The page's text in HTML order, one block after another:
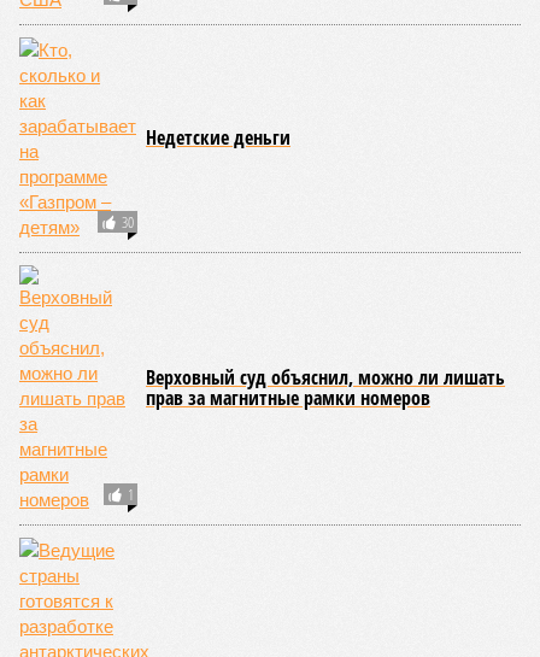
Экс-президент
Финляндии
Россию угрозой для
Европы
Новости smi2.ru
08/08
Запас ракет-перехватчиков Patriot у США
08/08
В Германии прошёл многотысячный марш против
08/08
Турция передала Москве и Киеву предложение о
прекращении огня
08/08
Друг Долиной высказался по поводу подаренной ей
квартиры
08/08
Самолёт-разведчик НАТО замечен у берегов
Финского залива